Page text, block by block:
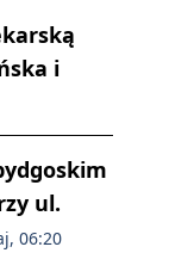
i
ul.
06:20